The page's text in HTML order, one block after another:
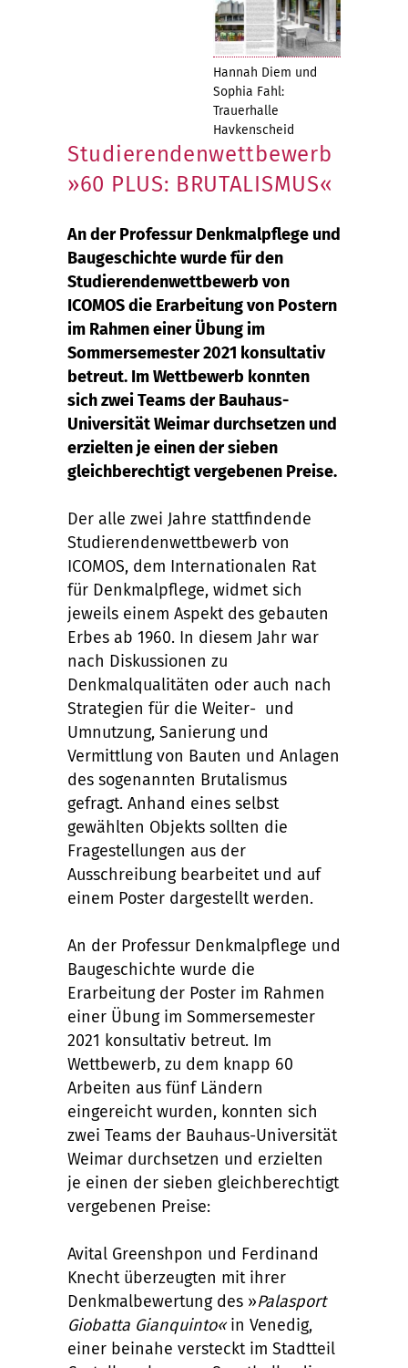
Hannah Diem und
Sophia Fahl:
Trauerhalle
Havkenscheid
Studierendenwettbewerb
»60 PLUS: BRUTALISMUS«
An der Professur Denkmalpflege und
Baugeschichte wurde für den
Studierendenwettbewerb von
ICOMOS die Erarbeitung von Postern
im Rahmen einer Übung im
Sommersemester 2021 konsultativ
betreut. Im Wettbewerb konnten
sich zwei Teams der Bauhaus-
Universität Weimar durchsetzen und
erzielten je einen der sieben
gleichberechtigt vergebenen Preise.
Der alle zwei Jahre stattfindende
Studierendenwettbewerb von
ICOMOS, dem Internationalen Rat
für Denkmalpflege, widmet sich
jeweils einem Aspekt des gebauten
Erbes ab 1960. In diesem Jahr war
nach Diskussionen zu
Denkmalqualitäten oder auch nach
Strategien für die Weiter- und
Umnutzung, Sanierung und
Vermittlung von Bauten und Anlagen
des sogenannten Brutalismus
gefragt. Anhand eines selbst
gewählten Objekts sollten die
Fragestellungen aus der
Ausschreibung bearbeitet und auf
einem Poster dargestellt werden.
An der Professur Denkmalpflege und
Baugeschichte wurde die
Erarbeitung der Poster im Rahmen
einer Übung im Sommersemester
2021 konsultativ betreut. Im
Wettbewerb, zu dem knapp 60
Arbeiten aus fünf Ländern
eingereicht wurden, konnten sich
zwei Teams der Bauhaus-Universität
Weimar durchsetzen und erzielten
je einen der sieben gleichberechtigt
vergebenen Preise:
Avital Greenshpon und Ferdinand
Knecht überzeugten mit ihrer
Denkmalbewertung des »Palasport
Giobatta Gianquinto«in Venedig,
einer beinahe versteckt im Stadtteil